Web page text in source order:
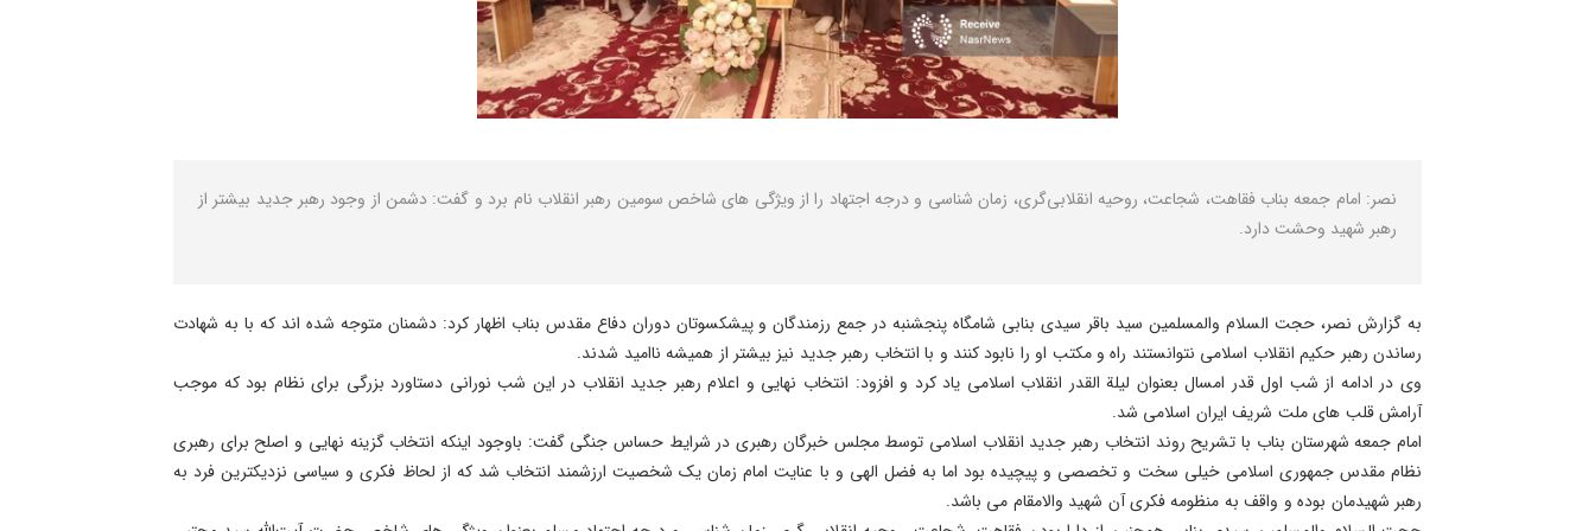
نصر: امام جمعه بناب فقاهت، شجاعت، روحیه انقلابی‌گری، زمان شناسی و درجه اجتهاد را از ویژگی های شاخص سومین رهبر انقلاب نام برد و گفت: دشمن از وجود رهبر جدید بیشتر از
رهبر شهید وحشت دارد.
به گزارش نصر، حجت السلام والمسلمین سید باقر سیدی بنابی شامگاه پنجشنبه در جمع رزمندگان و پیشکسوتان دوران دفاع مقدس بناب اظهار کرد: دشمنان متوجه شده اند که با به شهادت
رساندن رهبر حکیم انقلاب اسلامی نتوانستند راه و مکتب او را نابود کنند و با انتخاب رهبر جدید نیز بیشتر از همیشه ناامید شدند.
وی در ادامه از شب اول قدر امسال بعنوان لیلة القدر انقلاب اسلامی یاد کرد و افزود: انتخاب نهایی و اعلام رهبر جدید انقلاب در این شب نورانی دستاورد بزرگی برای نظام بود که موجب
آرامش قلب های ملت شریف ایران اسلامی شد.
امام جمعه شهرستان بناب با تشریح روند انتخاب رهبر جدید انقلاب اسلامی توسط مجلس خبرگان رهبری در شرایط حساس جنگی گفت: باوجود اینکه انتخاب گزینه نهایی و اصلح برای رهبری
نظام مقدس جمهوری اسلامی خیلی سخت و تخصصی و پیچیده بود اما به فضل الهی و با عنایت امام زمان یک شخصیت ارزشمند انتخاب شد که از لحاظ فکری و سیاسی نزدیکترین فرد به
رهبر شهیدمان بوده و واقف به منظومه فکری آن شهید والامقام می باشد.